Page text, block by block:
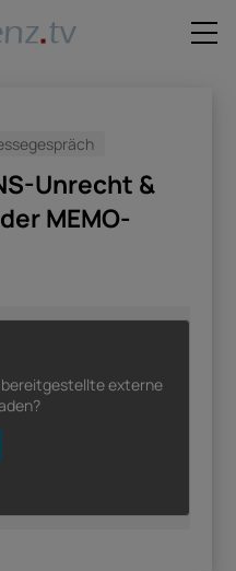
Unrecht &
MEMO-
bereitgestellte externe